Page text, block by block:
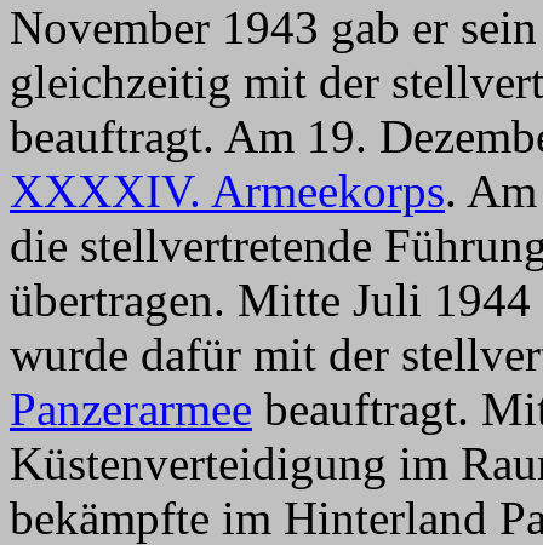
November 1943 gab er
gleichzeitig mit der
beauftragt. Am 19.
XXXXIV. Armeekorps.
die stellvertretende
übertragen. Mitte Juli 1944
wurde dafür mit der
Panzerarmee beauftragt.
Küstenverteidigung im
bekämpfte im Hinterland